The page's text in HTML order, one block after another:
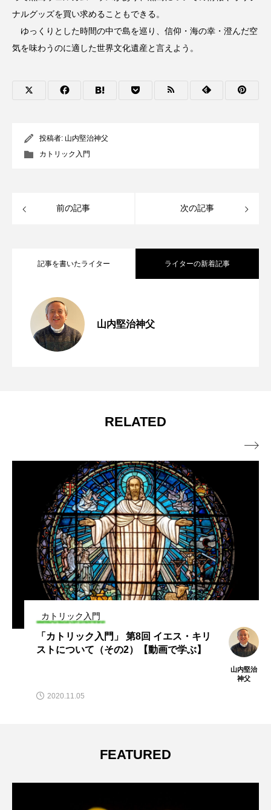
ナルグッズを買い求めることもできる。
ゆっくりとした時間の中で島を巡り、信仰・海の幸・澄んだ空
気を味わうのに適した世界文化遺産と言えよう。
投稿者: 山内堅治神父
カトリック入門
前の記事 次の記事
記事を書いたライター ライターの新着記事
山内堅治神父
2026.07.31
2026.07.24
RELATED
カトリック入門
「カトリック入門」 第8回 イエス・キリ
ストについて（その2）【動画で学ぶ】
山内堅治
神父
2020.11.05

FEATURED